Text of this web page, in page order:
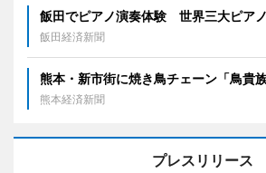
飯田でピアノ演奏体験 世界三大ピア
飯田経済新聞
熊本・新市街に焼き鳥チェーン「鳥貴
熊本経済新聞
プレスリリース